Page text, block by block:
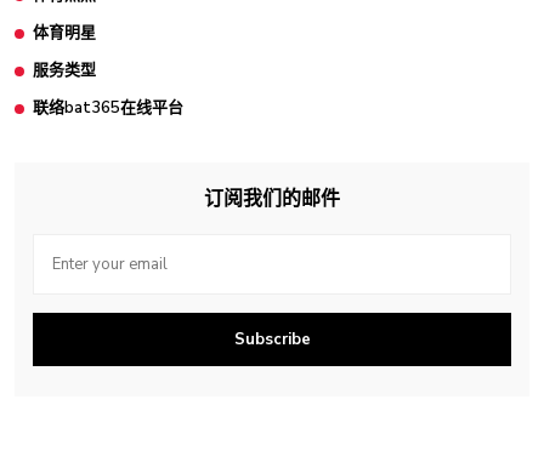
体育明星
服务类型
联络bat365在线平台
订阅我们的邮件
Subscribe